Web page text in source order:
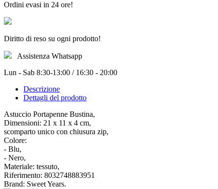
Ordini evasi in 24 ore!
Diritto di reso su ogni prodotto!
Assistenza Whatsapp
Lun - Sab 8:30-13:00 / 16:30 - 20:00
Descrizione
Dettagli del prodotto
Astuccio Portapenne Bustina,
Dimensioni: 21 x 11 x 4 cm,
scomparto unico con chiusura zip,
Colore:
- Blu,
- Nero,
Materiale: tessuto,
Riferimento: 8032748883951
Brand: Sweet Years.